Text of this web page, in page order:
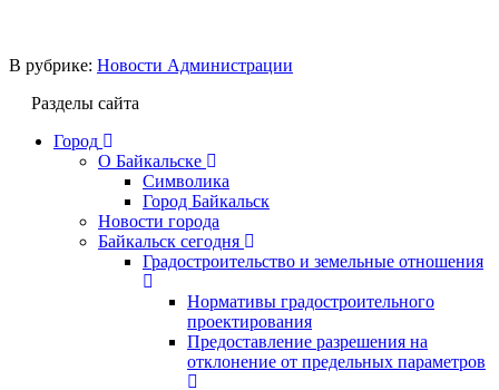
В рубрике: Новости Администрации
Разделы сайта
Город
О Байкальске
Символика
Город Байкальск
Новости города
Байкальск сегодня
Градостроительство и земельные отношения
Нормативы градостроительного
проектирования
Предоставление разрешения на
отклонение от предельных параметров